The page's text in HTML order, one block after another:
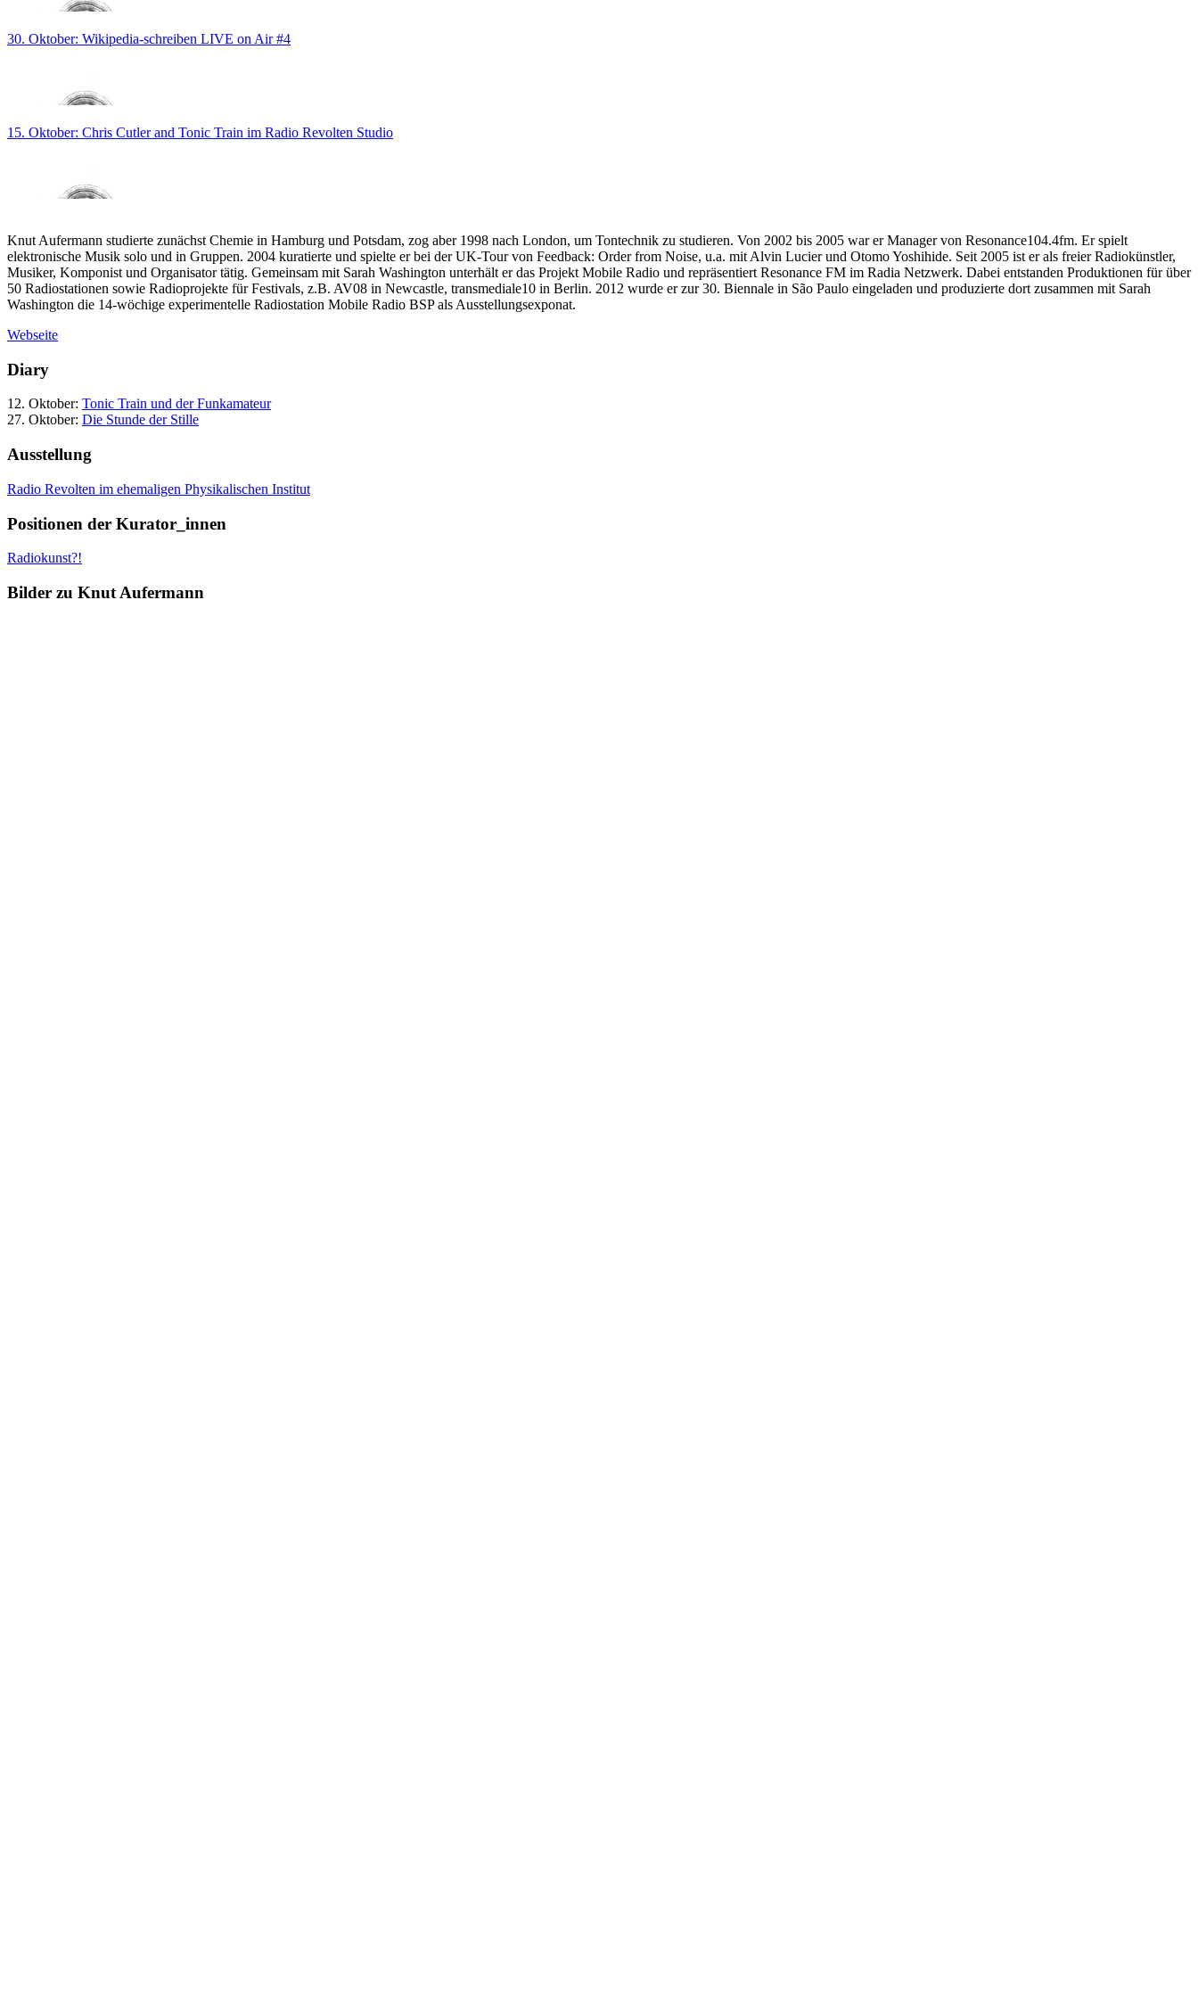
30. Oktober: Wikipedia-schreiben LIVE on Air #4
15. Oktober: Chris Cutler and Tonic Train im Radio Revolten Studio
Knut Aufermann studierte zunächst Chemie in Hamburg und Potsdam, zog aber 1998 nach London, um Tontechnik zu studieren. Von 2002 bis 2005 war er Manager von Resonance104.4fm. Er spielt
elektronische Musik solo und in Gruppen. 2004 kuratierte und spielte er bei der UK-Tour von Feedback: Order from Noise, u.a. mit Alvin Lucier und Otomo Yoshihide. Seit 2005 ist er als freier Radiokünstler,
Musiker, Komponist und Organisator tätig. Gemeinsam mit Sarah Washington unterhält er das Projekt Mobile Radio und repräsentiert Resonance FM im Radia Netzwerk. Dabei entstanden Produktionen für über
50 Radiostationen sowie Radioprojekte für Festivals, z.B. AV08 in Newcastle, transmediale10 in Berlin. 2012 wurde er zur 30. Biennale in São Paulo eingeladen und produzierte dort zusammen mit Sarah
Washington die 14-wöchige experimentelle Radiostation Mobile Radio BSP als Ausstellungsexponat.
Webseite
Diary
12. Oktober: Tonic Train und der Funkamateur
27. Oktober: Die Stunde der Stille
Ausstellung
Radio Revolten im ehemaligen Physikalischen Institut
Positionen der Kurator_innen
Radiokunst?!
Bilder zu Knut Aufermann